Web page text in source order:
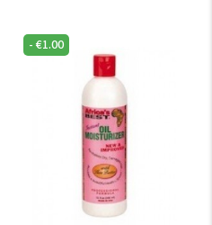
Neutralizing
Deep
Conditioning
Shampoo
aantal
-€1.00